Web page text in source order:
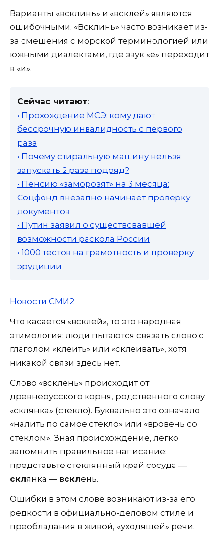
Варианты «всклинь» и «всклей» являются
ошибочными. «Всклинь» часто возникает из-
за смешения с морской терминологией или
южными диалектами, где звук «е» переходит
в «и».
Сейчас читают:
• Прохождение МСЭ: кому дают
бессрочную инвалидность с первого
раза
• Почему стиральную машину нельзя
запускать 2 раза подряд?
• Пенсию «заморозят» на 3 месяца:
Соцфонд внезапно начинает проверку
документов
• Путин заявил о существовавшей
возможности раскола России
• 1000 тестов на грамотность и проверку
эрудиции
Новости СМИ2
Что касается «всклей», то это народная
этимология: люди пытаются связать слово с
глаголом «клеить» или «склеивать», хотя
никакой связи здесь нет.
Слово «всклень» происходит от
древнерусского корня, родственного слову
«склянка» (стекло). Буквально это означало
«налить по самое стекло» или «вровень со
стеклом». Зная происхождение, легко
запомнить правильное написание:
представьте стеклянный край сосуда —
склянка — всклень.
Ошибки в этом слове возникают из-за его
редкости в официально-деловом стиле и
преобладания в живой, «уходящей» речи.